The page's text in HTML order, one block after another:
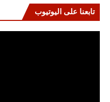
تابعنا على اليوتيوب